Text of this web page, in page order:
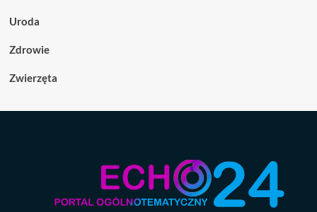
Uroda
Zdrowie
Zwierzęta